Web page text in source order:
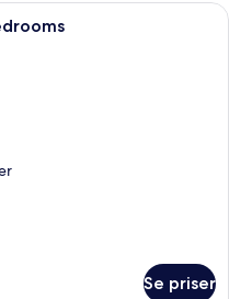
soverom, safe på rommet,
Se priser